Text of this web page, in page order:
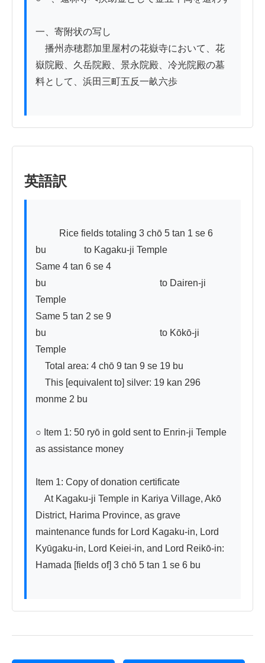
一、寄附状の写し
播州赤穂郡加里屋村の花嶽寺において、花
嶽院殿、久岳院殿、景永院殿、冷光院殿の墓
料として、浜田三町五反一畝六歩
英語訳
bu　　　　to Kagaku-ji Temple
Same 4 tan 6 se 4
bu　　　　　　　　　　　　to Dairen-ji
Temple
Same 5 tan 2 se 9
bu　　　　　　　　　　　　to Kōkō-ji
Temple
Total area: 4 chō 9 tan 9 se 19 bu
This [equivalent to] silver: 19 kan 296
monme 2 bu
○ Item 1: 50 ryō in gold sent to Enrin-ji Temple
as assistance money
Item 1: Copy of donation certificate
At Kagaku-ji Temple in Kariya Village, Akō
District, Harima Province, as grave
maintenance funds for Lord Kagaku-in, Lord
Kyūgaku-in, Lord Keiei-in, and Lord Reikō-in:
Hamada [fields of] 3 chō 5 tan 1 se 6 bu